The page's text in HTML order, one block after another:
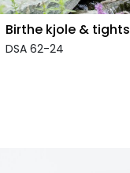
Birthe kjole & tights
DSA 62-24